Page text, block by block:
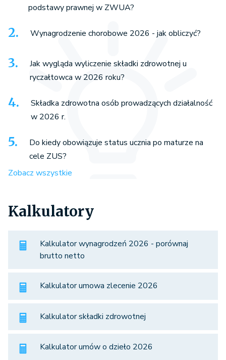
podstawy prawnej w ZWUA?
Wynagrodzenie chorobowe 2026 - jak obliczyć?
Jak wygląda wyliczenie składki zdrowotnej u
ryczałtowca w 2026 roku?
Składka zdrowotna osób prowadzących działalność
w 2026 r.
Do kiedy obowiązuje status ucznia po maturze na
cele ZUS?
Zobacz wszystkie
Kalkulatory
Kalkulator wynagrodzeń 2026 - porównaj
brutto netto
Kalkulator umowa zlecenie 2026
Kalkulator składki zdrowotnej
Kalkulator umów o dzieło 2026